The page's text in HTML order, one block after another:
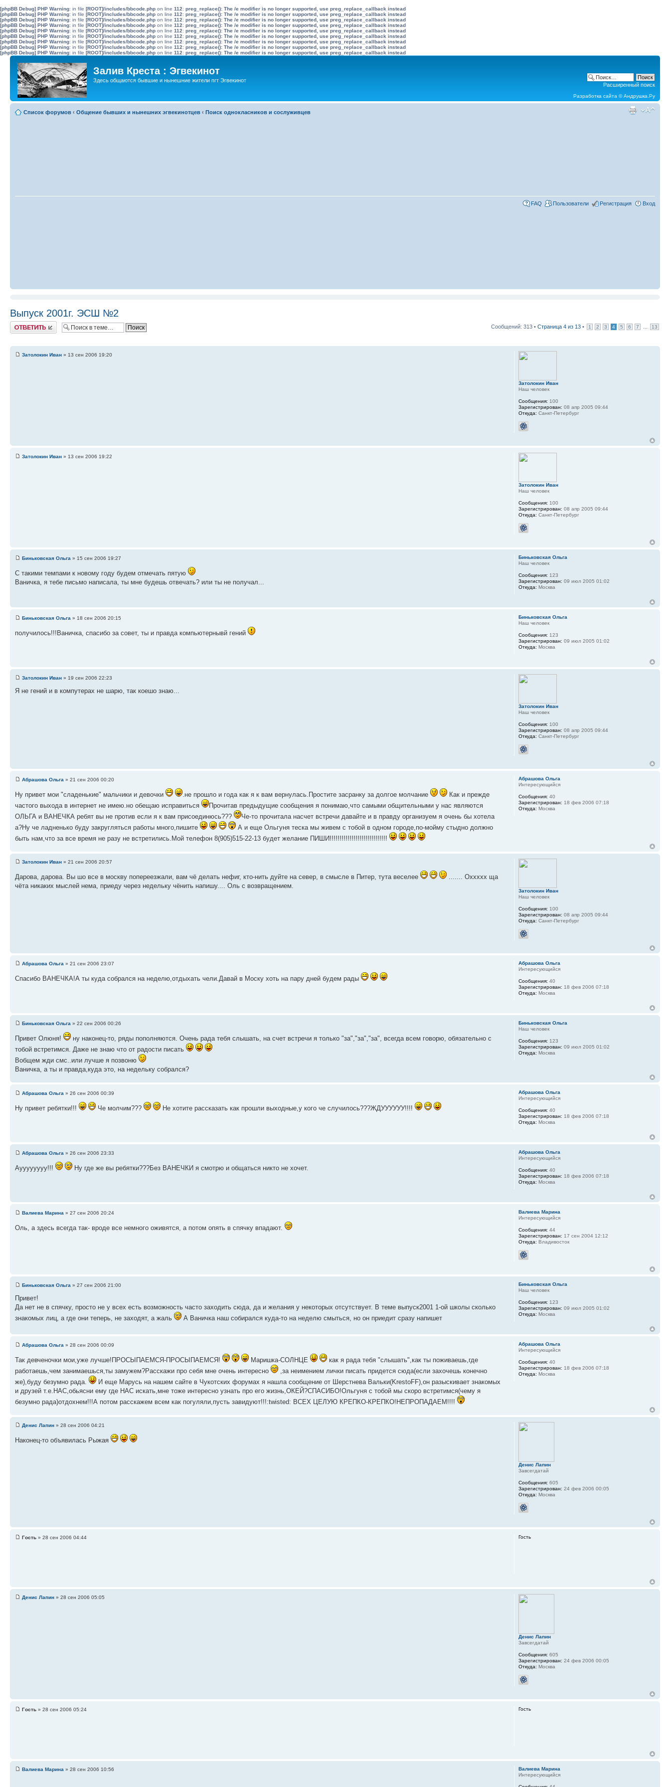
[phpBB Debug] PHP Warning: in file [ROOT]/includes/bbcode.php on line 112: preg_replace(): The /e modifier is no longer supported, use preg_replace_callback instead
[phpBB Debug] PHP Warning: in file [ROOT]/includes/bbcode.php on line 112: preg_replace(): The /e modifier is no longer supported, use preg_replace_callback instead
[phpBB Debug] PHP Warning: in file [ROOT]/includes/bbcode.php on line 112: preg_replace(): The /e modifier is no longer supported, use preg_replace_callback instead
[phpBB Debug] PHP Warning: in file [ROOT]/includes/bbcode.php on line 112: preg_replace(): The /e modifier is no longer supported, use preg_replace_callback instead
[phpBB Debug] PHP Warning: in file [ROOT]/includes/bbcode.php on line 112: preg_replace(): The /e modifier is no longer supported, use preg_replace_callback instead
[phpBB Debug] PHP Warning: in file [ROOT]/includes/bbcode.php on line 112: preg_replace(): The /e modifier is no longer supported, use preg_replace_callback instead
[phpBB Debug] PHP Warning: in file [ROOT]/includes/bbcode.php on line 112: preg_replace(): The /e modifier is no longer supported, use preg_replace_callback instead
[phpBB Debug] PHP Warning: in file [ROOT]/includes/bbcode.php on line 112: preg_replace(): The /e modifier is no longer supported, use preg_replace_callback instead
[phpBB Debug] PHP Warning: in file [ROOT]/includes/bbcode.php on line 112: preg_replace(): The /e modifier is no longer supported, use preg_replace_callback instead
Залив Креста : Эгвекинот
Здесь общаются бывшие и нынешние жители пгт Эгвекинот
Расширенный поиск
Разработка сайта ©Андрушка.Ру
Список форумов ‹ Общение бывших и нынешних эгвекинотцев ‹ Поиск однокласников и сослуживцев
FAQ Пользователи Регистрация Вход
Выпуск 2001г. ЭСШ №2
Ответить Сообщений: 313 • Страница 4 из 13 • 1 2 3 4 5 6 7 13
Затолокин Иван » 13 сен 2006 19:20
Затолокин Иван
Наш человек
Сообщения: 100
Зарегистрирован: 08 апр 2005 09:44
Откуда: Санкт-Петербург
Затолокин Иван » 13 сен 2006 19:22
Затолокин Иван
Наш человек
Сообщения: 100
Зарегистрирован: 08 апр 2005 09:44
Откуда: Санкт-Петербург
Биньковская Ольга » 15 сен 2006 19:27
С такими темпами к новому году будем отмечать пятую
Ваничка, я тебе письмо написала, ты мне будешь отвечать? или ты не получал...
Биньковская Ольга
Наш человек
Сообщения: 123
Зарегистрирован: 09 июл 2005 01:02
Откуда: Москва
Биньковская Ольга » 18 сен 2006 20:15
получилось!!!Ваничка, спасибо за совет, ты и правда компьютернывй гений
Биньковская Ольга
Наш человек
Сообщения: 123
Зарегистрирован: 09 июл 2005 01:02
Откуда: Москва
Затолокин Иван » 19 сен 2006 22:23
Я не гений и в компутерах не шарю, так коешо знаю...
Затолокин Иван
Наш человек
Сообщения: 100
Зарегистрирован: 08 апр 2005 09:44
Откуда: Санкт-Петербург
Абрашова Ольга » 21 сен 2006 00:20
Ну привет мои "сладенькие" мальчики и девочки .не прошло и года как я к вам вернулась.Простите засранку за долгое молчание
Как и прежде
частого выхода в интернет не имею.но обещаю исправиться
Прочитав предыдущие сообщения я понимаю,что самыми общительными у нас являются
ОЛЬГА и ВАНЕЧКА ребят вы не против если я к вам присоединюсь???
Че-то прочитала насчет встречи давайте и в правду организуем я очень бы хотела
а?Ну че ладненько буду закругляться работы много,пишите
А и еще Ольгуня теска мы живем с тобой в одном городе,по-мойму стыдно должно
быть нам,что за все время не разу не встретились.Мой телефон 8(905)515-22-13 будет желание ПИШИ!!!!!!!!!!!!!!!!!!!!!!!!!!!!!
Абрашова Ольга
Интересующийся
Сообщения: 40
Зарегистрирован: 18 фев 2006 07:18
Откуда: Москва
Затолокин Иван » 21 сен 2006 20:57
Дарова, дарова. Вы шо все в москву попереезжали, вам чё делать нефиг, кто-нить дуйте на север, в смысле в Питер, тута веселее
....... Оххххх ща
чёта никаких мыслей нема, приеду через недельку чёнить напишу.... Оль с возвращением.
Затолокин Иван
Наш человек
Сообщения: 100
Зарегистрирован: 08 апр 2005 09:44
Откуда: Санкт-Петербург
Абрашова Ольга » 21 сен 2006 23:07
Спасибо ВАНЕЧКА!А ты куда собрался на неделю,отдыхать чели.Давай в Моску хоть на пару дней будем рады
Абрашова Ольга
Интересующийся
Сообщения: 40
Зарегистрирован: 18 фев 2006 07:18
Откуда: Москва
Биньковская Ольга » 22 сен 2006 00:26
Привет Олюня!
ну наконец-то, ряды пополняются. Очень рада тебя слышать, на счет встречи я только "за","за","за", всегда всем говорю, обязательно с
тобой встретимся. Даже не знаю что от радости писать
Вобщем жди смс..или лучше я позвоню
Ваничка, а ты и правда,куда это, на недельку собрался?
Биньковская Ольга
Наш человек
Сообщения: 123
Зарегистрирован: 09 июл 2005 01:02
Откуда: Москва
Абрашова Ольга » 26 сен 2006 00:39
Ну привет ребятки!!! Че молчим??? Не хотите рассказать как прошли выходные,у кого че случилось???ЖДУУУУУУ!!!!
Абрашова Ольга
Интересующийся
Сообщения: 40
Зарегистрирован: 18 фев 2006 07:18
Откуда: Москва
Абрашова Ольга » 26 сен 2006 23:33
Ауууууууу!!! Ну где же вы ребятки???Без ВАНЕЧКИ я смотрю и общаться никто не хочет.
Абрашова Ольга
Интересующийся
Сообщения: 40
Зарегистрирован: 18 фев 2006 07:18
Откуда: Москва
Валиева Марина » 27 сен 2006 20:24
Оль, а здесь всегда так- вроде все немного оживятся, а потом опять в спячку впадают.
Валиева Марина
Интересующийся
Сообщения: 44
Зарегистрирован: 17 сен 2004 12:12
Откуда: Владивосток
Биньковская Ольга » 27 сен 2006 21:00
Привет!
Да нет не в спячку, просто не у всех есть возможность часто заходить сюда, да и желания у некоторых отсутствует. В теме выпуск2001 1-ой школы сколько
знакомых лиц, а где они теперь, не заходят, а жаль
А Ваничка наш собирался куда-то на неделю смыться, но он приедит сразу напишет
Биньковская Ольга
Наш человек
Сообщения: 123
Зарегистрирован: 09 июл 2005 01:02
Откуда: Москва
Абрашова Ольга » 28 сен 2006 00:09
Так девченочки мои,уже лучше!ПРОСЫПАЕМСЯ-ПРОСЫПАЕМСЯ! Маришка-СОЛНЦЕ
как я рада тебя "слышать",как ты поживаешь,где
работаешь,чем занимаешься,ты замужем?Расскажи про себя мне очень интересно
,за неимением лички писать придется сюда(если захочешь конечно
же),буду безумно рада.
И еще Марусь на нашем сайте в Чукотских форумах я нашла сообщение от Шерстнева Вальки(KrestoFF),он разыскивает знакомых
и друзей т.е.НАС,обьясни ему где НАС искать,мне тоже интересно узнать про его жизнь,ОКЕЙ?СПАСИБО!Ольгуня с тобой мы скоро встретимся(чему я
безумно рада)отдохнем!!!А потом расскажем всем как погуляли,пусть завидуют!!!:twisted: ВСЕХ ЦЕЛУЮ КРЕПКО-КРЕПКО!НЕПРОПАДАЕМ!!!!
Абрашова Ольга
Интересующийся
Сообщения: 40
Зарегистрирован: 18 фев 2006 07:18
Откуда: Москва
Денис Лапин » 28 сен 2006 04:21
Наконец-то объявилась Рыжая
Денис Лапин
Завсегдатай
Сообщения: 605
Зарегистрирован: 24 фев 2006 00:05
Откуда: Москва
Гость » 28 сен 2006 04:44 Гость
Денис Лапин » 28 сен 2006 05:05
Денис Лапин
Завсегдатай
Сообщения: 605
Зарегистрирован: 24 фев 2006 00:05
Откуда: Москва
Гость » 28 сен 2006 05:24 Гость
Валиева Марина » 28 сен 2006 10:56
Валиева Марина
Интересующийся